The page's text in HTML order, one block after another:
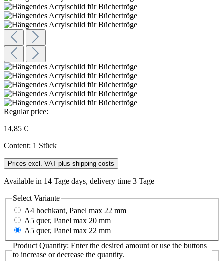
Regular price:
14,85 €
Content: 1 Stück
Prices excl. VAT plus shipping costs
Available in 14 Tage days, delivery time 3 Tage
Select Variante
A4 hochkant, Panel max 22 mm
A5 quer, Panel max 20 mm
A5 quer, Panel max 22 mm
Product Quantity: Enter the desired amount or use the buttons
to increase or decrease the quantity.